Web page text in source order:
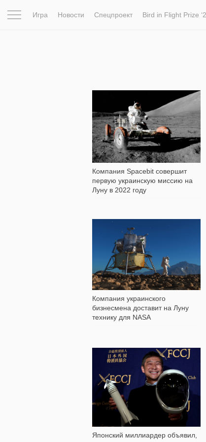
Игра Новости Спецпроект Bird in Flight Prize
Компания Spacebit совершит
первую украинскую миссию на
Луну в 2022 году
Компания украинского
бизнесмена доставит на Луну
технику для NASA
295
Японский миллиардер объявил,
374